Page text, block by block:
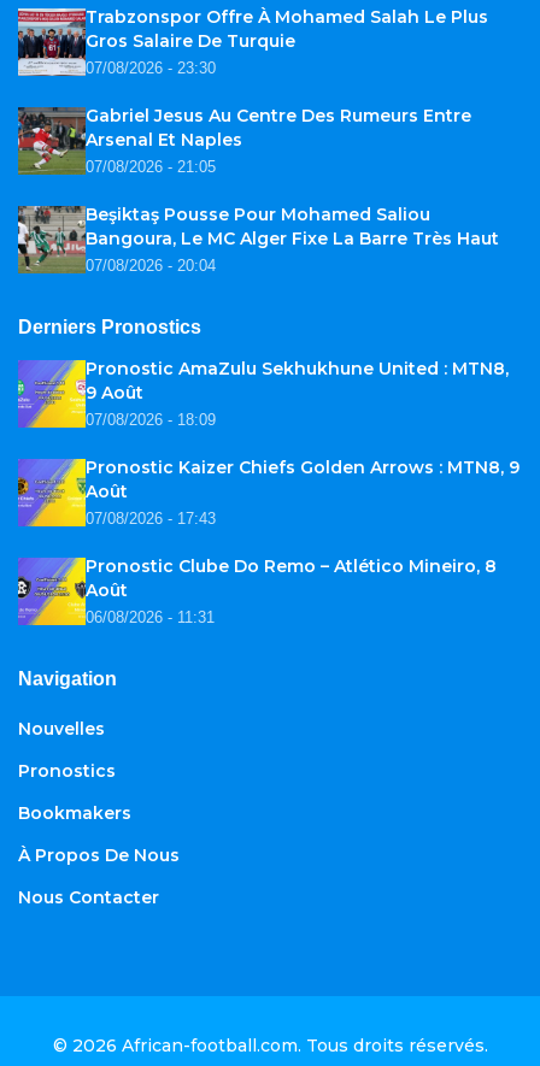
Trabzonspor Offre À Mohamed Salah Le Plus
Gros Salaire De Turquie
07/08/2026 - 23:30
Gabriel Jesus Au Centre Des Rumeurs Entre
Arsenal Et Naples
07/08/2026 - 21:05
Beşiktaş Pousse Pour Mohamed Saliou
Bangoura, Le MC Alger Fixe La Barre Très Haut
07/08/2026 - 20:04
Derniers Pronostics
Pronostic AmaZulu Sekhukhune United : MTN8,
9 Août
07/08/2026 - 18:09
Pronostic Kaizer Chiefs Golden Arrows : MTN8, 9
Août
07/08/2026 - 17:43
Pronostic Clube Do Remo – Atlético Mineiro, 8
Août
06/08/2026 - 11:31
Navigation
Nouvelles
Pronostics
Bookmakers
À Propos De Nous
Nous Contacter
© 2026 African-football.com. Tous droits réservés.